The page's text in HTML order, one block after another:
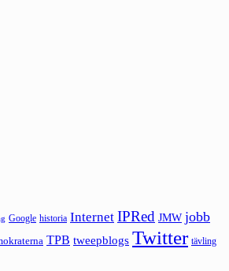
Google historia Internet IPRed JMW jobb
TPB tweepblogs Twitter tävling